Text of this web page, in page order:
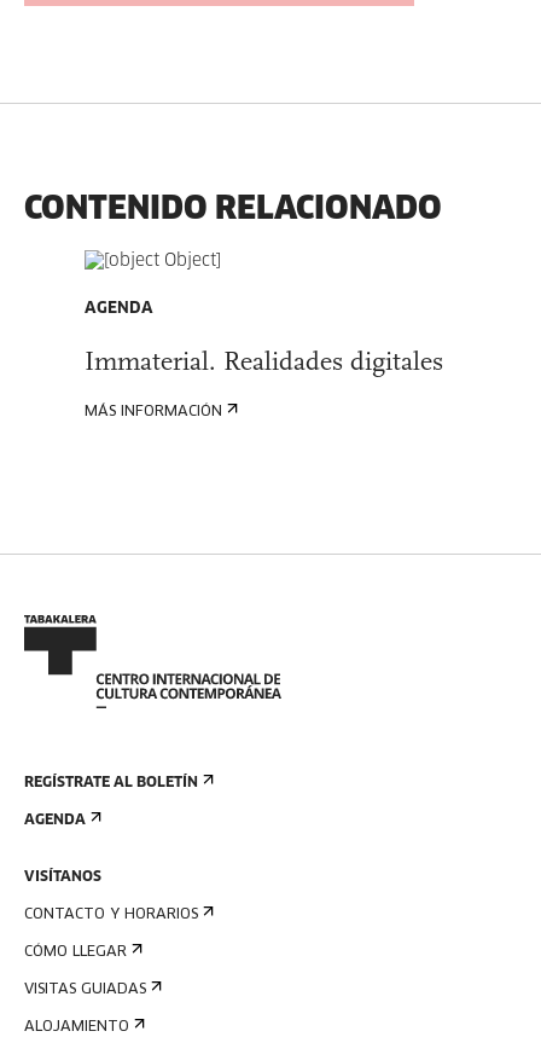
CONTENIDO RELACIONADO
AGENDA
Immaterial. Realidades digitales
MÁS INFORMACIÓN
REGÍSTRATE AL BOLETÍN
AGENDA
VISÍTANOS
CONTACTO Y HORARIOS
CÓMO LLEGAR
VISITAS GUIADAS
ALOJAMIENTO